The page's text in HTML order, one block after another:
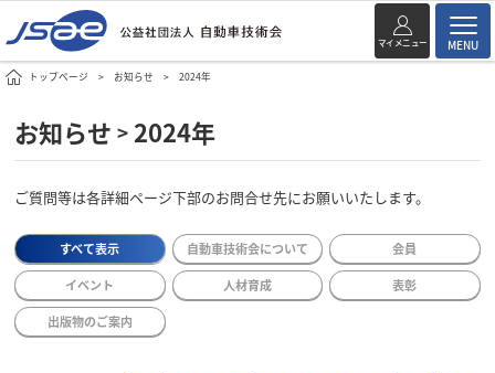
マイメニュー MENU
トップページ お知らせ 2024年
お知らせ > 2024年
ご質問等は各詳細ページ下部のお問合せ先にお願いいたします。
すべて表示 自動車技術会について 会員
イベント 人材育成 表彰
出版物のご案内